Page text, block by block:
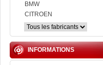
BMW
CITROEN
INFORMATIONS